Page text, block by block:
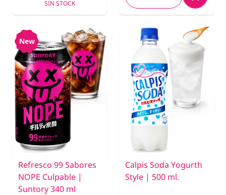
SIN STOCK
New
Refresco 99 Sabores
NOPE Culpable |
Suntory 340 ml
Calpis Soda Yogurth
Style | 500 ml.